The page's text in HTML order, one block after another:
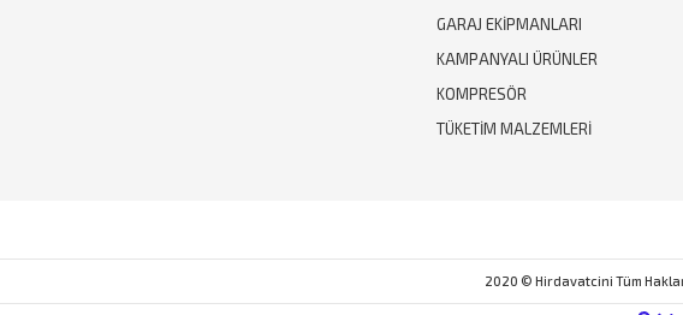
GARAJ EKİPMANLARI
KAMPANYALI ÜRÜNLER
KOMPRESÖR
TÜKETİM MALZEMLERİ
2020 © Hirdavatcini Tüm